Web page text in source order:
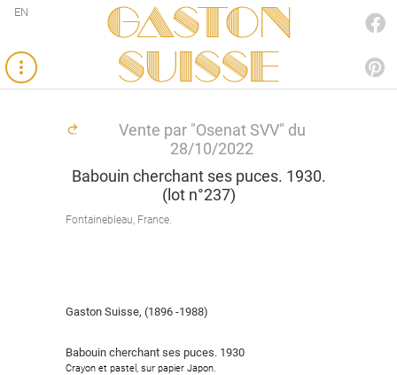
Gaston
SUISSE
EN
Vente par "Osenat SVV" du
28/10/2022
Babouin cherchant ses puces. 1930.
(lot n°237)
Fontainebleau, France.
Gaston Suisse, (1896 -1988)
Babouin cherchant ses puces. 1930
Crayon et pastel, sur papier Japon.